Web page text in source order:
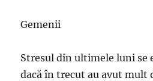
Gemenii
Stresul din ultimele luni se
dacă în trecut au avut mult